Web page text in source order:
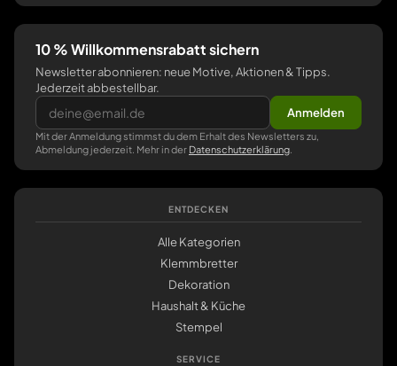
10 % Willkommensrabatt sichern
Newsletter abonnieren: neue Motive, Aktionen & Tipps.
Jederzeit abbestellbar.
Anmelden
Mit der Anmeldung stimmst du dem Erhalt des Newsletters zu,
Abmeldung jederzeit. Mehr in der Datenschutzerklärung
ENTDECKEN
Alle Kategorien
Klemmbretter
Dekoration
Haushalt & Küche
Stempel
SERVICE